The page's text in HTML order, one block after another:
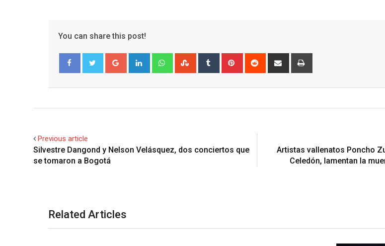
You can share this post!
Google+ LinkedIn WhatsappStumbleUpon
Tumblr Pinterest Reddit
Share
Previous article
Silvestre Dangond y Nelson Velásquez, dos conciertos que
se tomaron a Bogotá
Artistas vallenatos Poncho
Celedón, lamentan la
Related Articles